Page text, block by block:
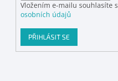
Vložením e-mailu souhlasíte s
osobních údajů
PŘIHLÁSIT SE